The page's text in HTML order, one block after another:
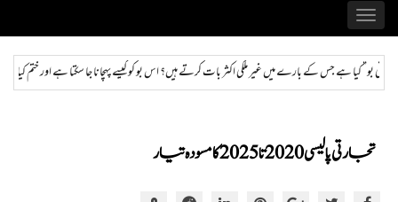
Toggle
navigation
ہیں؟ اس بو کو کیسے پہچانا جا سکتا ہے اور ختم کیا جا سکتا ہے؟ ہمراز: پاکستان حکومت کی
تجارتی پالیسی 2020 تا 2025 کا مسودہ تیار